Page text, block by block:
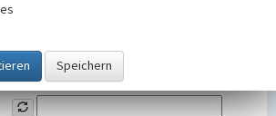
Tragen Sie unten das Rechenergebnis aus der